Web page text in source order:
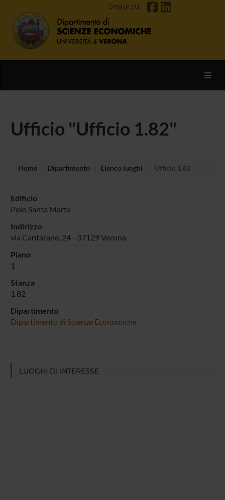
Segui su
Ufficio "Ufficio 1.82"
Home Dipartimento Elenco luoghi Ufficio 1.82
Edificio
Polo Santa Marta
Indirizzo
via Cantarane, 24 - 37129 Verona
Piano
1
Stanza
1.82
Dipartimento
Dipartimento di Scienze Economiche
LUOGHI DI INTERESSE